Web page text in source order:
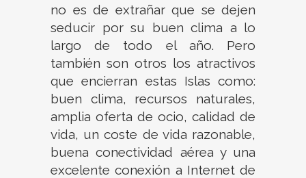
no es de extrañar que se dejen
seducir por su buen clima a lo
largo de todo el año. Pero
también son otros los atractivos
que encierran estas Islas como:
buen clima, recursos naturales,
amplia oferta de ocio, calidad de
vida, un coste de vida razonable,
buena conectividad aérea y una
excelente conexión a Internet de